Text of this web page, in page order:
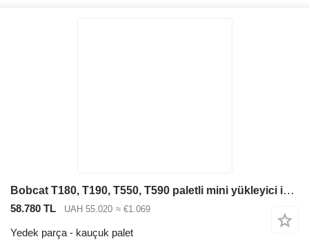
Bobcat T180, T190, T550, T590 paletli mini yükleyici için Kauçuk paletli Bobcat T180, T190, T550, T590
58.780 TL UAH 55.020 ≈ €1.069
Yedek parça - kauçuk palet